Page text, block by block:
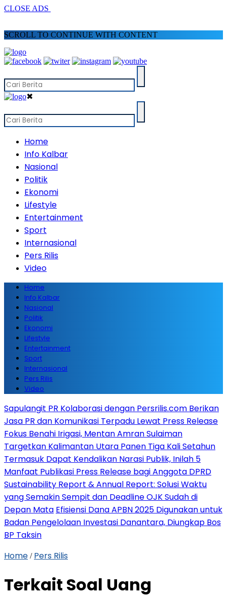
CLOSE ADS
SCROLL TO CONTINUE WITH CONTENT
✖
Home
Info Kalbar
Nasional
Politik
Ekonomi
Lifestyle
Entertainment
Sport
Internasional
Pers Rilis
Video
Home
Info Kalbar
Nasional
Politik
Ekonomi
Lifestyle
Entertainment
Sport
Internasional
Pers Rilis
Video
Sapulangit PR Kolaborasi dengan Persrilis.com Berikan
Jasa PR dan Komunikasi Terpadu Lewat Press Release
Fokus Benahi Irigasi, Mentan Amran Sulaiman
Targetkan Kalimantan Utara Panen Tiga Kali Setahun
Termasuk Dapat Kendalikan Narasi Publik, Inilah 5
Manfaat Publikasi Press Release bagi Anggota DPRD
Sustainability Report & Annual Report: Solusi Waktu
yang Semakin Sempit dan Deadline OJK Sudah di
Depan Mata Efisiensi Dana APBN 2025 Digunakan untuk
Badan Pengelolaan Investasi Danantara, Diungkap Bos
BP Taksin
Home / Pers Rilis
Terkait Soal Uang